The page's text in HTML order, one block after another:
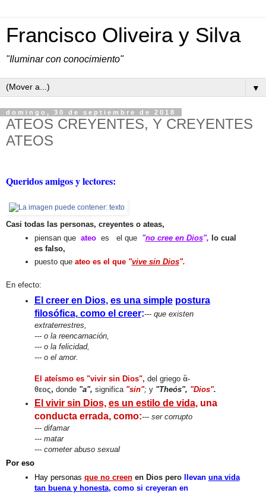
Francisco Oliveira y Silva
"Iluminar con conocimiento"
▼
domingo, 30 de septiembre de 2018
ATEOS CREYENTES, Y CREYENTES
ATEOS
Queridos amigos y lectores:
Casi todas las personas, creyentes o ateas,
piensan que ateo es el que "no cree en Dios", lo cual
es falso,
puesto que ateo es el que"vive sin Dios".
En efecto:
El creer en Dios, es una simple postura
filosófica, como el creer:--- que existen
extraterrestres,
--- o la reencarnación,
--- o la felicidad,
--- o el amor.
El ateísmo es "vivir sin Dios", del griego ἂ-
θεος, donde "a", significa "sin"; y "Theós", "Dios".
El vivir sin Dios, es un estilo de vida, una
conducta errada, como:--- ser corrupto
--- difamar
--- matar
--- cometer abuso sexual
Por eso
Hay personas que no creenen Diospero llevan una vida
tan buena y honesta, como si creyeran en